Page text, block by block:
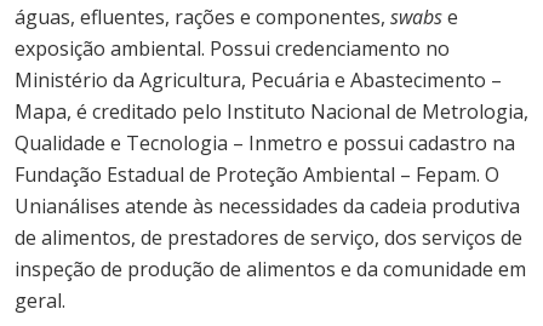
águas, efluentes, rações e componentes, swabse
exposição ambiental. Possui credenciamento no
Ministério da Agricultura, Pecuária e Abastecimento –
Mapa, é creditado pelo Instituto Nacional de Metrologia,
Qualidade e Tecnologia – Inmetro e possui cadastro na
Fundação Estadual de Proteção Ambiental – Fepam. O
Unianálises atende às necessidades da cadeia produtiva
de alimentos, de prestadores de serviço, dos serviços de
inspeção de produção de alimentos e da comunidade em
geral.